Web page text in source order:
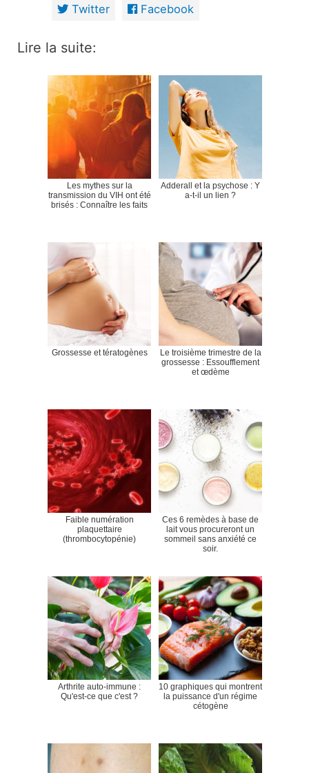
Twitter Facebook
Lire la suite:
Les mythes sur la
transmission du VIH ont été
brisés : Connaître les faits
Adderall et la psychose : Y
a-t-il un lien ?
Grossesse et tératogènes
Le troisième trimestre de la
grossesse : Essoufflement
et œdème
Faible numération
plaquettaire
(thrombocytopénie)
Ces 6 remèdes à base de
lait vous procureront un
sommeil sans anxiété ce
soir.
Arthrite auto-immune :
Qu'est-ce que c'est ?
10 graphiques qui montrent
la puissance d'un régime
cétogène